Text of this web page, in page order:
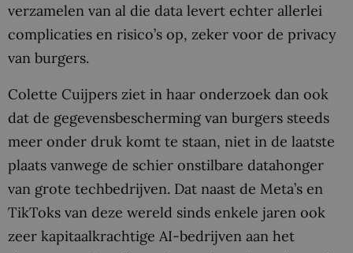
verzamelen van al die data levert echter allerlei
complicaties en risico’s op, zeker voor de privacy
van burgers.
Colette Cuijpers ziet in haar onderzoek dan ook
dat de gegevensbescherming van burgers steeds
meer onder druk komt te staan, niet in de laatste
plaats vanwege de schier onstilbare datahonger
van grote techbedrijven. Dat naast de Meta’s en
TikToks van deze wereld sinds enkele jaren ook
zeer kapitaalkrachtige AI-bedrijven aan het